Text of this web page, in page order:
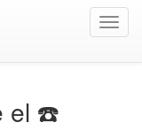
el ☎️